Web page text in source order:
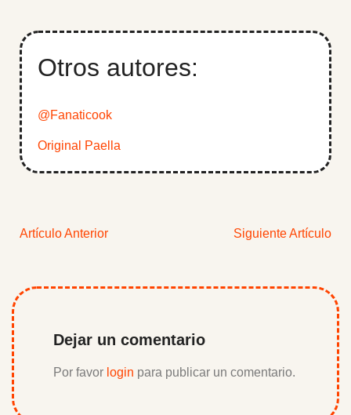
Otros autores:
@Fanaticook
Original Paella
Artículo Anterior Siguiente Artículo
Dejar un comentario
Por favor login para publicar un comentario.